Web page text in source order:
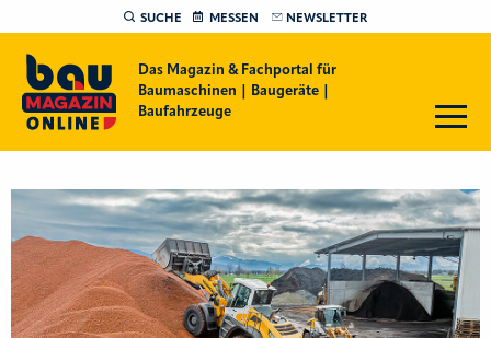
SUCHE MESSEN NEWSLETTER
Das Magazin & Fachportal für
Baumaschinen | Baugeräte |
Baufahrzeuge